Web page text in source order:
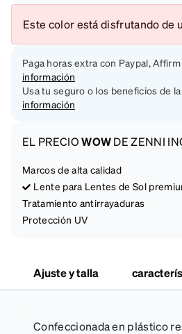
Este color está disfrutando de
Paga horas extra con Paypal,
información
Usa tu seguro o los beneficios de
información
EL PRECIOWOWDE ZENNI
Marcos de alta calidad
Lente para Lentes de Sol
Tratamiento antirrayaduras
Protección UV
Ajuste y talla
Confeccionada en plástico